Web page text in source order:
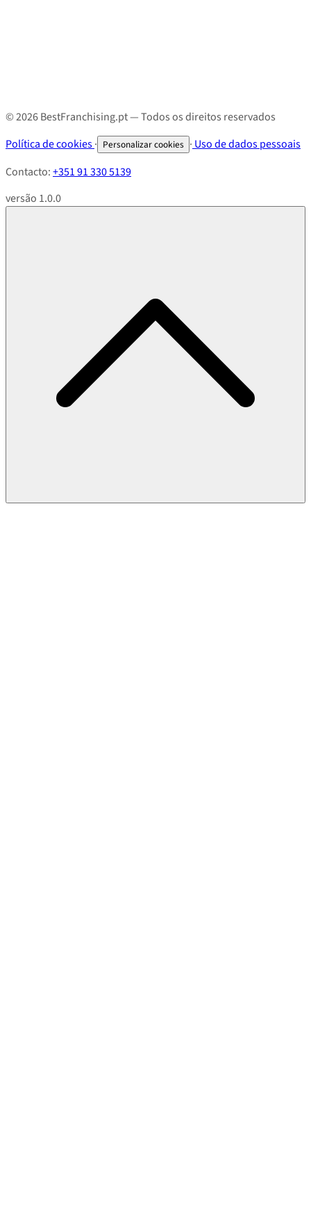
© 2026 BestFranchising.pt — Todos os direitos reservados
Política de cookies· Personalizar cookies · Uso de dados pessoais
Contacto:+351 91 330 5139
versão 1.0.0